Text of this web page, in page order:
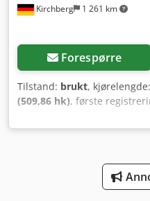
Kirchberg 1 261 km
Forespørre
Tilstand: brukt, kjørelengde:
(509,86 hk), første
girtype:automatisk,